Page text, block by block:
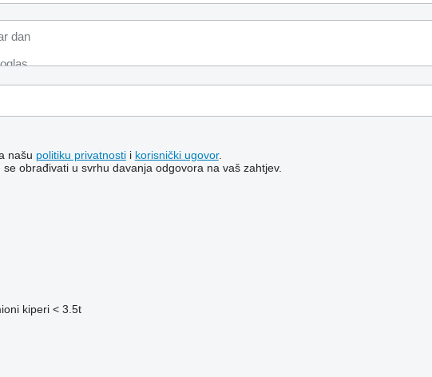
našu politiku privatnostii korisnički ugovor.
se obrađivati ​​u svrhu davanja odgovora na vaš zahtjev.
kiperi < 3.5t